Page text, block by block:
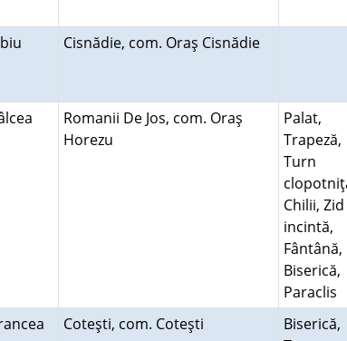
Cisnădie, com. Oraş Cisnădie
Romanii De Jos, com. Oraş
Horezu
Palat,
Trapeză,
Turn
Chilii,
incintă,
Fântână,
Biserică,
Paraclis
Coteşti, com. Coteşti
Biserică,